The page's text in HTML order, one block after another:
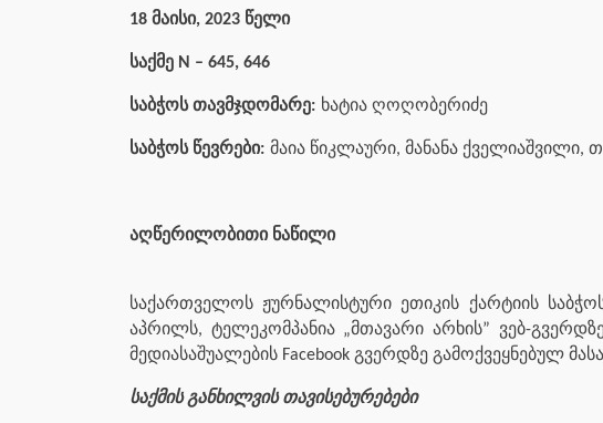
18 მაისი, 2023 წელი
საქმე N – 645, 646
საბჭოს თავმჯდომარე: ხატია ღოღობერიძე
საბჭოს წევრები: მაია წიკლაური, მანანა ქველიაშვილი,
აღწერილობითი ნაწილი
საქართველოს ჟურნალისტური ეთიკის ქარტიის
აპრილს, ტელეკომპანია „მთავარი არხის” ვებ-
მედიასაშუალების Facebook გვერდზე გამოქვეყნებულ
საქმის განხილვის თავისებურებები